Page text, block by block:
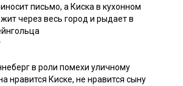
письмо, а Киска в кухонном
через весь город и рыдает в
в роли помехи уличному
нравится Киске, не нравится сыну